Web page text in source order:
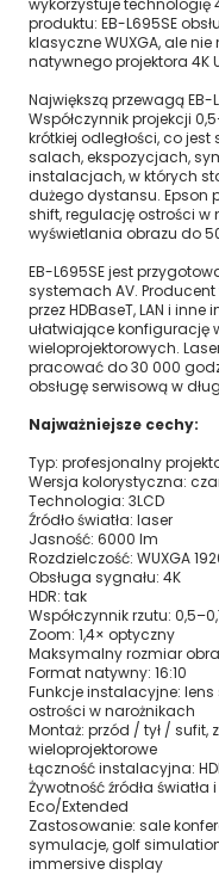
produktu: EB-L695SE
klasyczne WUXGA, ale
natywnego projektora 4K
Największą przewagą EB-
Współczynnik projekcji
krótkiej odległości, co
salach, ekspozycjach,
instalacjach, w których
dużego dystansu. Epson
shift, regulację ostrości w
wyświetlania obrazu do
EB-L695SE jest
systemach AV.
przez HDBaseT, LAN i
ułatwiające konfigurację
wieloprojektorowych.
pracować do 30 000
obsługę serwisową w
Najważniejsze cechy:
Typ: profesjonalny
Wersja kolorystyczna:
Technologia: 3LCD
Źródło światła: laser
Jasność: 6000 lm
Rozdzielczość: WUXGA
Obsługa sygnału: 4K
HDR: tak
Współczynnik rzutu:
Zoom: 1,4× optyczny
Maksymalny rozmiar
Format natywny: 16:10
Funkcje instalacyjne:
ostrości w narożnikach
Montaż: przód / tył /
wieloprojektorowe
Łączność instalacyjna:
Żywotność źródła
Eco/Extended
Zastosowanie: sale
symulacje, golf
immersive display